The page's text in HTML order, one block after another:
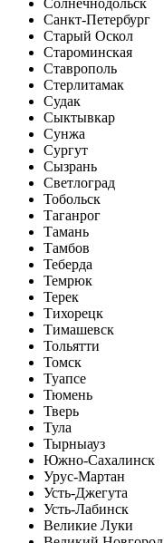
Солнечнодольск
Санкт-Петербург
Старый Оскол
Староминская
Ставрополь
Стерлитамак
Судак
Сыктывкар
Сунжа
Сургут
Сызрань
Светлоград
Тобольск
Таганрог
Тамань
Тамбов
Теберда
Темрюк
Терек
Тихорецк
Тимашевск
Тольятти
Томск
Туапсе
Тюмень
Тверь
Тула
Тырныауз
Южно-Сахалинск
Урус-Мартан
Усть-Джегута
Усть-Лабинск
Великие Луки